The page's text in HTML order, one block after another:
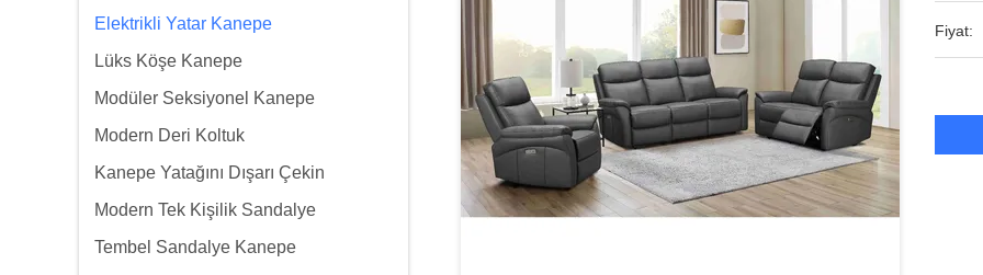
Elektrikli Yatar Kanepe
Lüks Köşe Kanepe
Modüler Seksiyonel Kanepe
Modern Deri Koltuk
Kanepe Yatağını Dışarı Çekin
Modern Tek Kişilik Sandalye
Tembel Sandalye Kanepe
Fiyat: